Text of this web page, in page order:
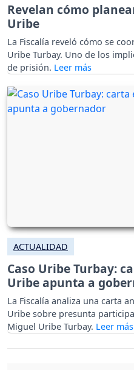
Revelan cómo
Uribe
La Fiscalía reveló cómo se
Uribe Turbay. Uno de los
de prisión.
ACTUALIDAD
Caso Uribe Turbay:
Uribe apunta a
La Fiscalía analiza una carta
Uribe sobre presunta
Miguel Uribe Turbay.